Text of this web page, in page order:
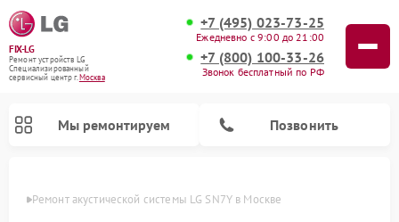
FIX-LG
Ремонт устройств LG
Специализированный
cервисный центр г.Москва
+7 (495) 023-73-25
Ежедневно с 9:00 до 21:00
+7 (800) 100-33-26
Звонок бесплатный по РФ
Мы ремонтируем Позвонить
Ремонт акустической системы LG SN7Y в Москве